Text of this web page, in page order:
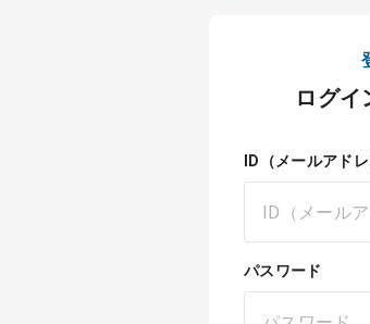
ログイ
ID（メールアドレ
パスワード